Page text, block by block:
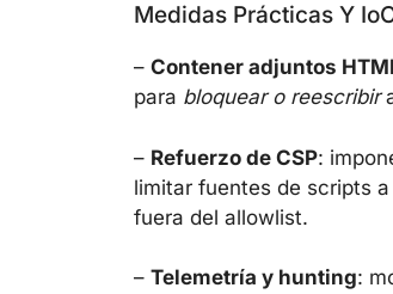
Medidas Prácticas Y
– Contener adjuntos
para bloquear o reescribir
– Refuerzo de CSP:
limitar fuentes de scripts
fuera del allowlist.
– Telemetría y hunting: